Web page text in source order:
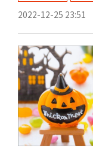
2022-12-25 23:51